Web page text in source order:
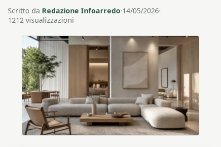
Scritto da Redazione Infoarredo·14/05/2026·
1212 visualizzazioni